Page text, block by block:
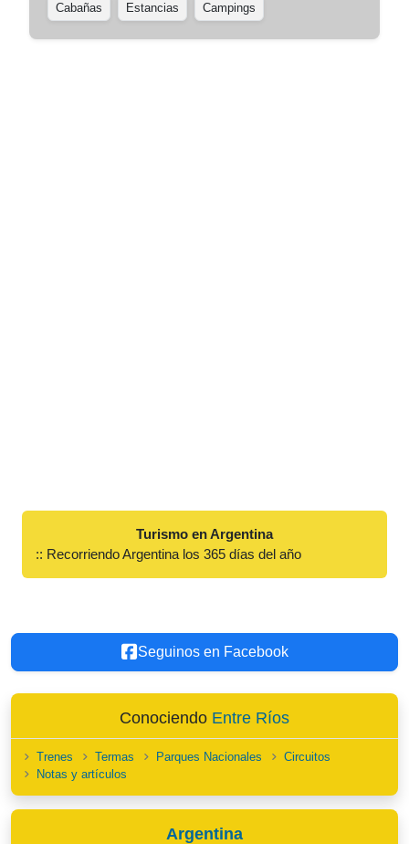
Cabañas Estancias Campings
Turismo en Argentina
:: Recorriendo Argentina los 365 días del año
Seguinos en Facebook
Conociendo Entre Ríos
Trenes Termas Parques Nacionales
Circuitos
Notas y artículos
Argentina